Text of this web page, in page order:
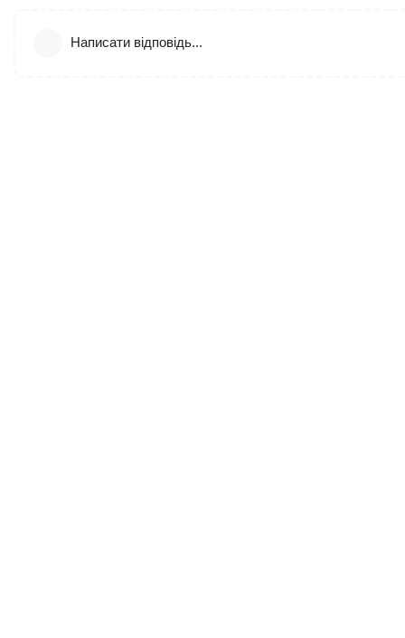
Написати відповідь...